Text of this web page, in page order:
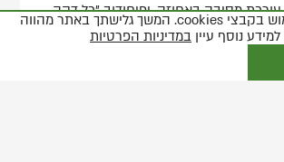
מסיבה באחוזה. יפיחודוב "כל דקה –
מתייחס לחיים כאל שרשרת אסונות
פיששיק- שרואה עצמו כצאצא של הסוס
באתר זה נעשה שימוש בקבצי cookies. המשך גלישתך באתר מהווה
נוסף עיין במדיניות הפרטיות